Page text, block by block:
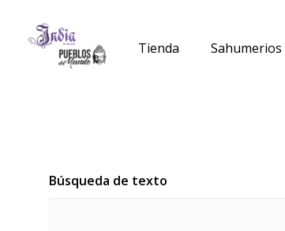
contenido
Tienda Sahumerios
Búsqueda de texto